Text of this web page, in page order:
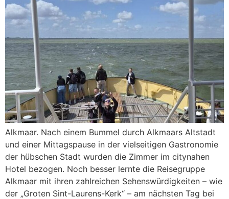
Alkmaar. Nach einem Bummel durch Alkmaars Altstadt
und einer Mittagspause in der vielseitigen Gastronomie
der hübschen Stadt wurden die Zimmer im citynahen
Hotel bezogen. Noch besser lernte die Reisegruppe
Alkmaar mit ihren zahlreichen Sehenswürdigkeiten – wie
der „Groten Sint-Laurens-Kerk“ – am nächsten Tag bei